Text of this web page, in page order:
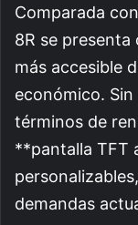
Comparada
8R se
más accesible
económico.
términos de
**pantalla TFT
demandas